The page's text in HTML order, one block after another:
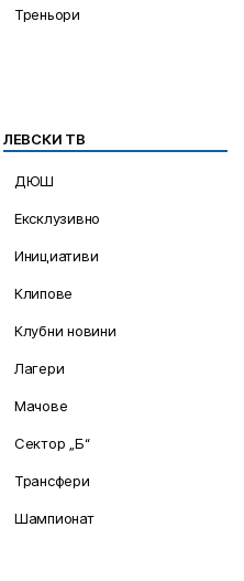
Треньори
ЛЕВСКИ ТВ
ДЮШ
Ексклузивно
Инициативи
Клипове
Клубни новини
Лагери
Мачове
Сектор „Б“
Трансфери
Шампионат